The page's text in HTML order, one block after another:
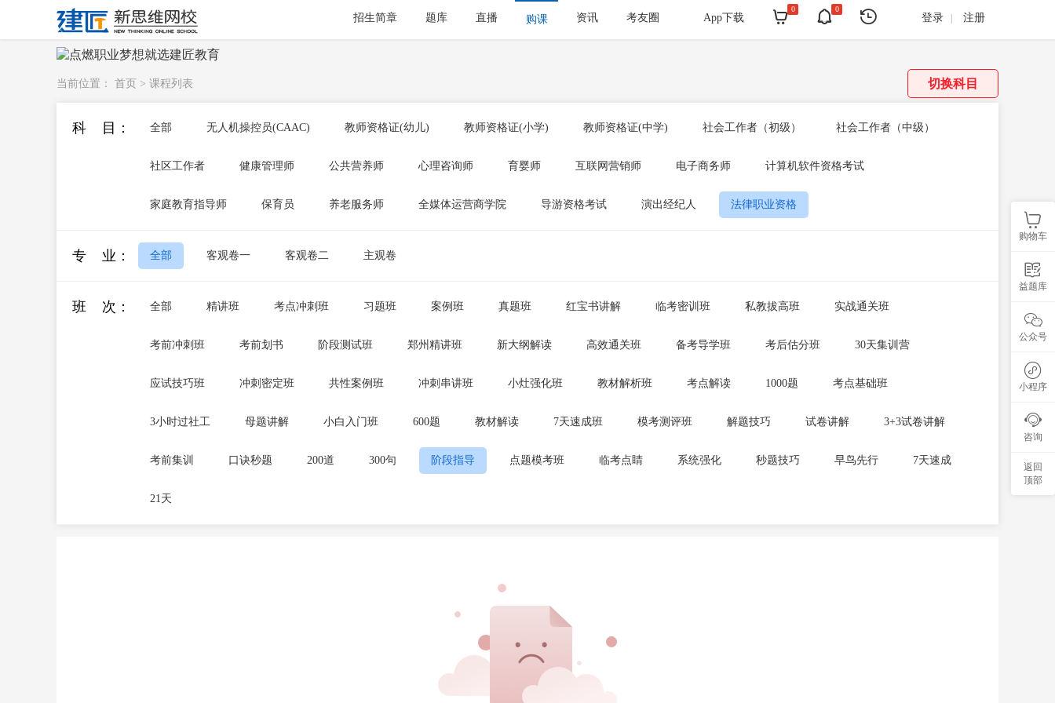
招生简章 题库 直播 购课 资讯 考友圈 App下载  0  0  登录 注册
当前位置： 首页 > 课程列表 切换科目
科 目： 全部 无人机操控员(CAAC) 教师资格证(幼儿) 教师资格证(小学) 教师资格证(中学) 社会工作者（初级） 社会工作者（中级）
社区工作者 健康管理师 公共营养师 心理咨询师 育婴师 互联网营销师 电子商务师 计算机软件资格考试
家庭教育指导师 保育员 养老服务师 全媒体运营商学院 导游资格考试 演出经纪人 法律职业资格
专 业： 全部 客观卷一 客观卷二 主观卷
班 次： 全部 精讲班 考点冲刺班 习题班 案例班 真题班 红宝书讲解 临考密训班 私教拔高班 实战通关班
考前冲刺班 考前划书 阶段测试班 郑州精讲班 新大纲解读 高效通关班 备考导学班 考后估分班 30天集训营
应试技巧班 冲刺密定班 共性案例班 冲刺串讲班 小灶强化班 教材解析班 考点解读 1000题 考点基础班
3小时过社工 母题讲解 小白入门班 600题 教材解读 7天速成班 模考测评班 解题技巧 试卷讲解 3+3试卷讲解
考前集训 口诀秒题 200道 300句 阶段指导 点题模考班 临考点睛 系统强化 秒题技巧 早鸟先行 7天速成
21天

购物车

益题库

公众号

小程序

咨询
返回
顶部